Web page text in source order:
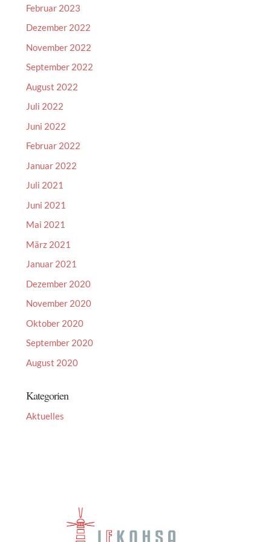
Februar 2023
Dezember 2022
November 2022
September 2022
August 2022
Juli 2022
Juni 2022
Februar 2022
Januar 2022
Juli 2021
Juni 2021
Mai 2021
März 2021
Januar 2021
Dezember 2020
November 2020
Oktober 2020
September 2020
August 2020
Kategorien
Aktuelles